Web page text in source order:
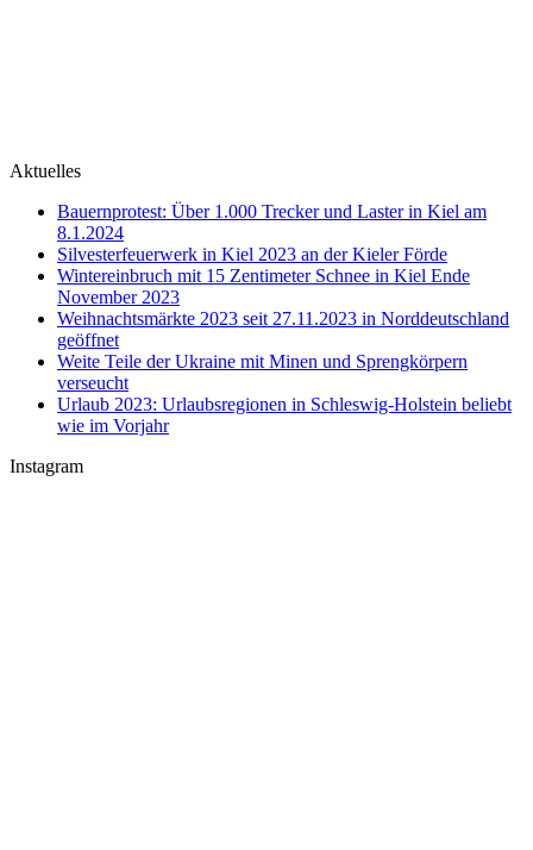
Aktuelles
Bauernprotest: Über 1.000 Trecker und Laster in Kiel am
8.1.2024
Silvesterfeuerwerk in Kiel 2023 an der Kieler Förde
Wintereinbruch mit 15 Zentimeter Schnee in Kiel Ende
November 2023
Weihnachtsmärkte 2023 seit 27.11.2023 in Norddeutschland
geöffnet
Weite Teile der Ukraine mit Minen und Sprengkörpern
verseucht
Urlaub 2023: Urlaubsregionen in Schleswig-Holstein beliebt
wie im Vorjahr
Instagram